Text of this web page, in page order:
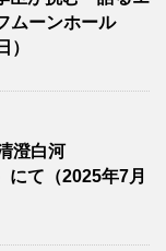
ムーンホール
）
澄白河
にて（2025年7月